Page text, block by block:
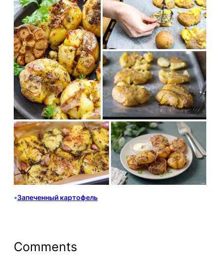
•Запеченный картофель
Comments